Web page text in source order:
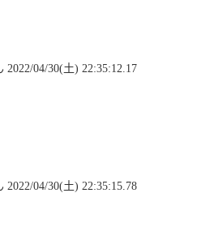
04/30(土) 22:35:12.17
04/30(土) 22:35:15.78